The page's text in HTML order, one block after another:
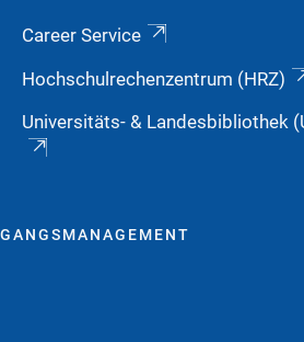
Career Service
Hochschulrechenzentrum (HRZ)
Universitäts- & Landesbibliothek